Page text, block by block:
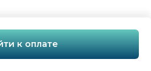
к оплате